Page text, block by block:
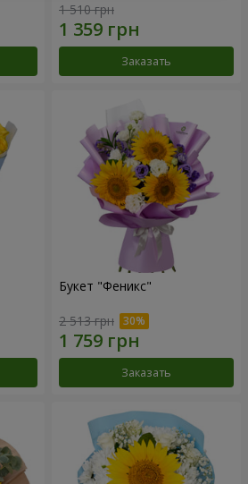
1 510 грн
Заказать
Букет "Феникс"
2 513 грн
Заказать